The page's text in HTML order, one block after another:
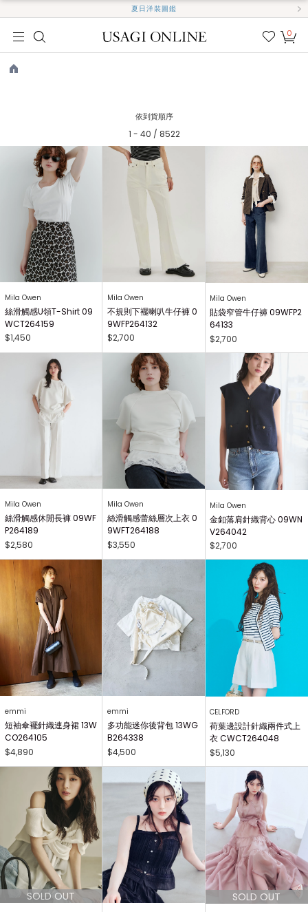
夏日洋裝圖鑑
我的
0
依到貨順序
1 - 40 / 8522
Mila Owen
絲滑觸感U領T-Shirt 09
WCT264159
$1,450
Mila Owen
不規則下襬喇叭牛仔褲 0
9WFP264132
$2,700
Mila Owen
貼袋窄管牛仔褲 09WFP2
64133
$2,700
Mila Owen
絲滑觸感休閒長褲 09WF
P264189
$2,580
Mila Owen
絲滑觸感蕾絲層次上衣 0
9WFT264188
$3,550
Mila Owen
金釦落肩針織背心 09WN
V264042
$2,700
emmi
短袖傘襬針織連身裙 13W
CO264105
$4,890
emmi
多功能迷你後背包 13WG
B264338
$4,500
CELFORD
荷葉邊設計針織兩件式上
衣 CWCT264048
$5,130